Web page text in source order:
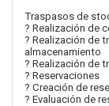
Traspasos de
? Realización de
? Realización de
almacenamiento
? Realización de
? Reservaciones
? Creación de
? Evaluación de